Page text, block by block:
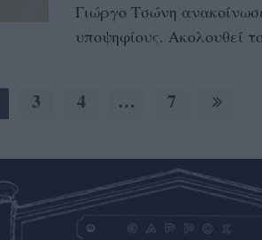
Γιώργο Τσώνη
υποψηφίους. Ακολουθεί
3 4 … 7